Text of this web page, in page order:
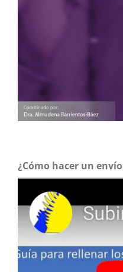
Comunicación Social,
¿Cómo hacer un